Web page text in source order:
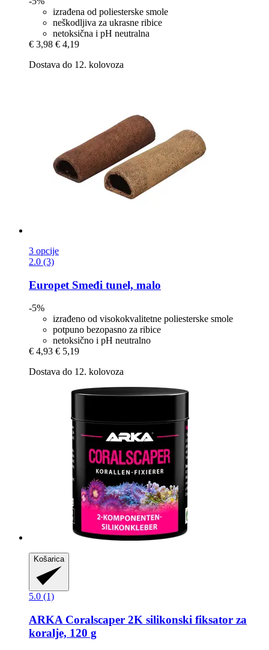
izrađena od poliesterske smole
neškodljiva za ukrasne ribice
netoksična i pH neutralna
€ 3,98 € 4,19
Dostava do 12. kolovoza
3 opcije
2.0 (3)
Europet Smeđi tunel, malo
-5%
izrađeno od visokokvalitetne poliesterske smole
potpuno bezopasno za ribice
netoksično i pH neutralno
€ 4,93 € 5,19
Dostava do 12. kolovoza
Košarica
5.0 (1)
ARKA Coralscaper 2K silikonski fiksator za
koralje, 120 g